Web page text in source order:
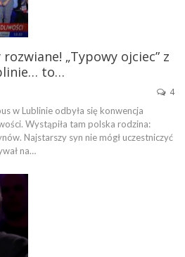
„Typowy ojciec” z
to…
4
w Lublinie odbyła się konwencja
Wystąpiła tam polska rodzina:
Najstarszy syn nie mógł uczestniczyć
na…